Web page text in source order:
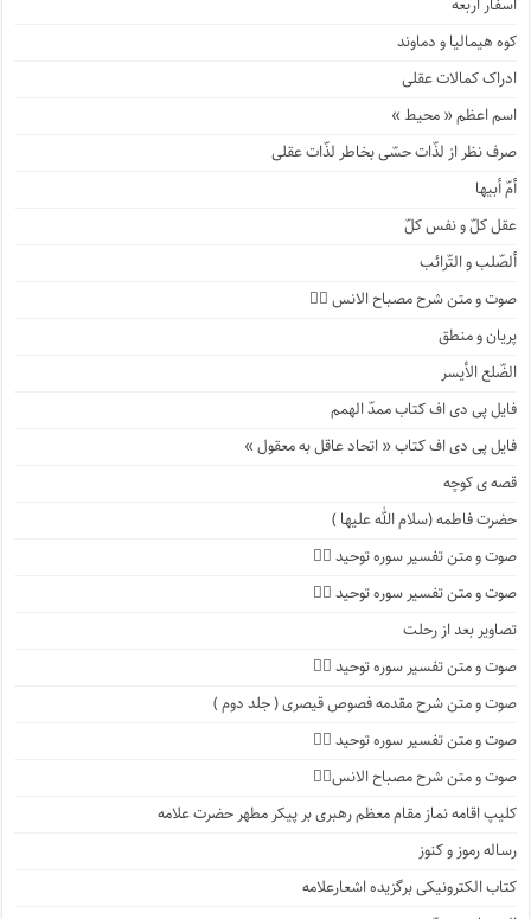
اسفار اربعه
کوه هیمالیا و دماوند
ادراک کمالات عقلی
اسم اعظم « محیط »
صرف نظر از لذّات حسّی بخاطر لذّات عقلی
أمّ أبیها
عقل کلّ و نفس کلّ
ألصّلب و التّرائب
صوت و متن شرح مصباح الانس ۹️⃣
پریان و منطق
الضّلع الأیسر
فایل پی دی اف کتاب ممدّ الهمم
فایل پی دی اف کتاب « اتحاد عاقل به معقول »
قصه ی کوچه
حضرت فاطمه (سلام الله علیها )
صوت و متن تفسیر سوره توحید ۴️⃣
صوت و متن تفسیر سوره توحید ۳️⃣
تصاویر بعد از رحلت
صوت و متن تفسیر سوره توحید ۲️⃣
صوت و متن شرح مقدمه فصوص قیصری ( جلد دوم )
صوت و متن تفسیر سوره توحید ۱️⃣
صوت و متن شرح مصباح الانس۸⃣
کلیپ اقامه نماز مقام معظم رهبری بر پیکر مطهر حضرت علامه
رساله رموز و کنوز
کتاب الکترونیکی برگزیده اشعارعلامه